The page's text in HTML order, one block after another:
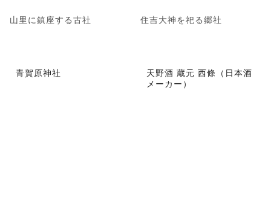
山里に鎮座する古社 住吉大神を祀る郷社
青賀原神社
天野酒 蔵元 西條（日本酒
メーカー）